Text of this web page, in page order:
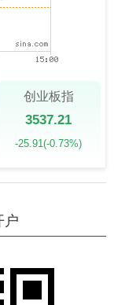
创业板指
3537.21
-25.91(-0.73%)
户